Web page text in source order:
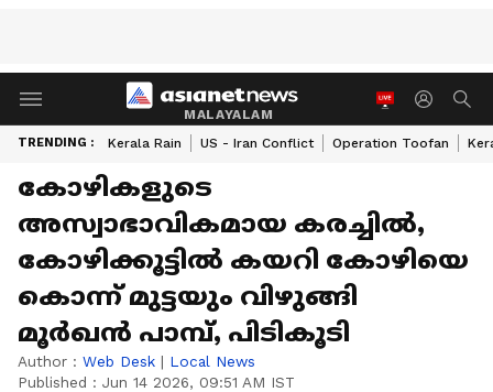
MALAYALAM
TRENDING : Kerala Rain US - Iran Conflict Operation Toofan
കോഴികളുടെ
അസ്വാഭാവികമായ കരച്ചിൽ,
കോഴിക്കൂട്ടിൽ കയറി കോഴിയെ
കൊന്ന് മുട്ടയും വിഴുങ്ങി
മൂർഖൻ പാമ്പ്, പിടികൂടി
Author : Web Desk | Local News
Published : Jun 14 2026, 09:51 AM IST